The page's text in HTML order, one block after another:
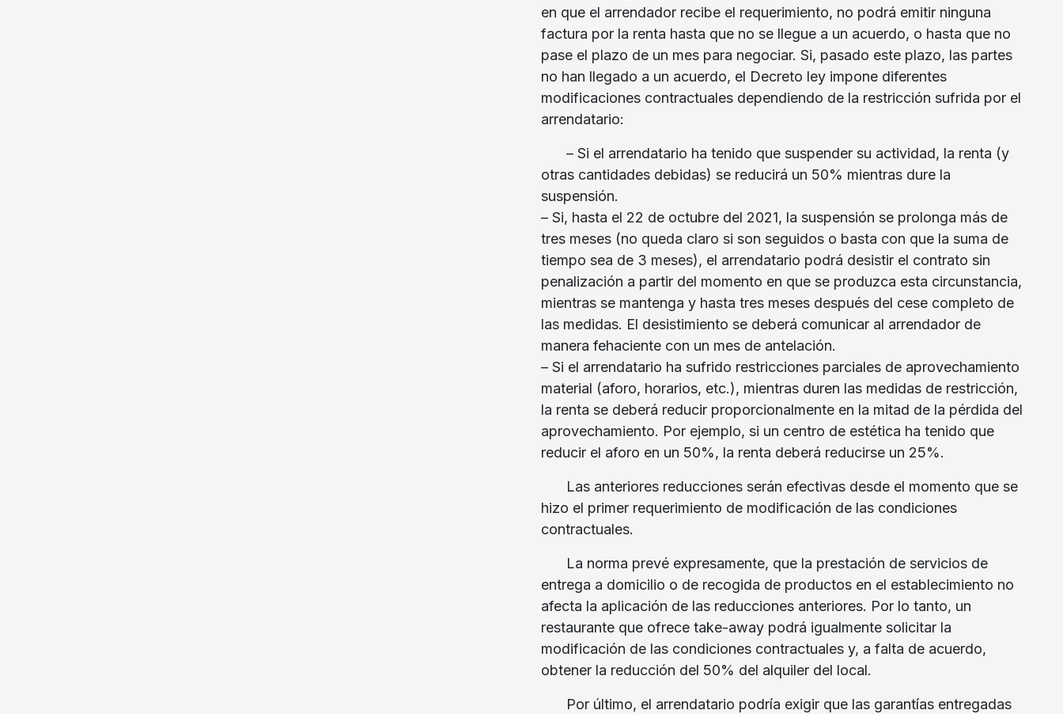
en que el arrendador recibe el requerimiento, no podrá emitir ninguna
factura por la renta hasta que no se llegue a un acuerdo, o hasta que no
pase el plazo de un mes para negociar. Si, pasado este plazo, las partes
no han llegado a un acuerdo, el Decreto ley impone diferentes
modificaciones contractuales dependiendo de la restricción sufrida por el
arrendatario:
– Si el arrendatario ha tenido que suspender su actividad, la renta (y
otras cantidades debidas) se reducirá un 50% mientras dure la
suspensión.
– Si, hasta el 22 de octubre del 2021, la suspensión se prolonga más de
tres meses (no queda claro si son seguidos o basta con que la suma de
tiempo sea de 3 meses), el arrendatario podrá desistir el contrato sin
penalización a partir del momento en que se produzca esta circunstancia,
mientras se mantenga y hasta tres meses después del cese completo de
las medidas. El desistimiento se deberá comunicar al arrendador de
manera fehaciente con un mes de antelación.
– Si el arrendatario ha sufrido restricciones parciales de aprovechamiento
material (aforo, horarios, etc.), mientras duren las medidas de restricción,
la renta se deberá reducir proporcionalmente en la mitad de la pérdida del
aprovechamiento. Por ejemplo, si un centro de estética ha tenido que
reducir el aforo en un 50%, la renta deberá reducirse un 25%.
Las anteriores reducciones serán efectivas desde el momento que se
hizo el primer requerimiento de modificación de las condiciones
contractuales.
La norma prevé expresamente, que la prestación de servicios de
entrega a domicilio o de recogida de productos en el establecimiento no
afecta la aplicación de las reducciones anteriores. Por lo tanto, un
restaurante que ofrece take-away podrá igualmente solicitar la
modificación de las condiciones contractuales y, a falta de acuerdo,
obtener la reducción del 50% del alquiler del local.
Por último, el arrendatario podría exigir que las garantías entregadas